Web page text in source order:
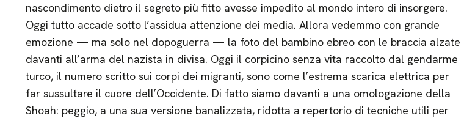
nascondimento dietro il segreto più fitto avesse impedito al mondo intero di insorgere.
Oggi tutto accade sotto l’assidua attenzione dei media. Allora vedemmo con grande
emozione — ma solo nel dopoguerra — la foto del bambino ebreo con le braccia alzate
davanti all’arma del nazista in divisa. Oggi il corpicino senza vita raccolto dal gendarme
turco, il numero scritto sui corpi dei migranti, sono come l’estrema scarica elettrica per
far sussultare il cuore dell’Occidente. Di fatto siamo davanti a una omologazione della
Shoah: peggio, a una sua versione banalizzata, ridotta a repertorio di tecniche utili per